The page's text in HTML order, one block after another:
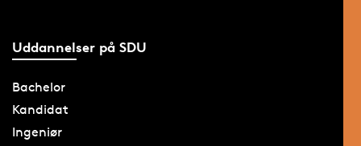
Uddannelser på SDU
Bachelor
Kandidat
Ingeniør